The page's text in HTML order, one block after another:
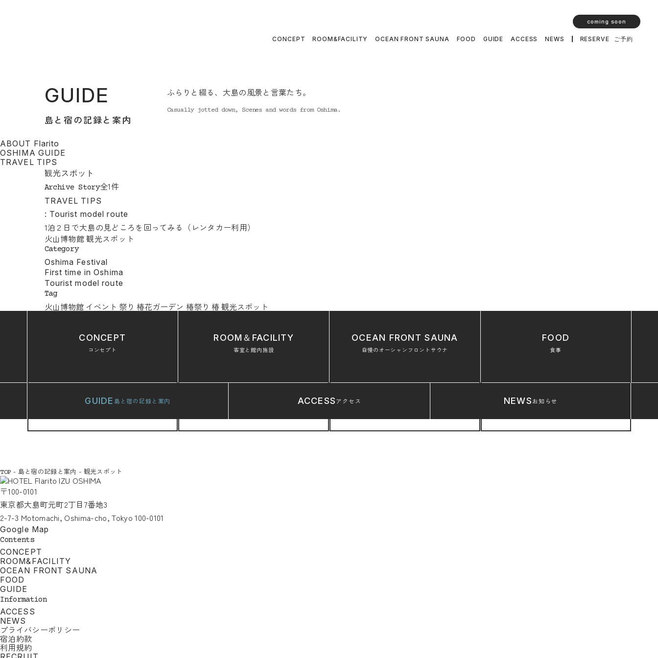
CONCEPT ROOM&FACILITY OCEAN FRONT SAUNA FOOD GUIDE ACCESS NEWS
coming soon
RESERVE ご予約
GUIDE
島と宿の記録と案内
ふらりと綴る、大島の風景と言葉たち。
Casually jotted down, Scenes and words from Oshima.
ABOUT Flarito
OSHIMA GUIDE
TRAVEL TIPS
観光スポット
Archive Story全1件
TRAVEL TIPS
: Tourist model route
1泊２日で大島の見どころを回ってみる（レンタカー利用）
火山博物館観光スポット
Category
Oshima Festival
First time in Oshima
Tourist model route
Tag
火山博物館 イベント 祭り 椿花ガーデン 椿祭り 椿観光スポット
CONCEPT
コンセプト
ROOM＆FACILITY
客室と館内施設
OCEAN FRONTSAUNA
自慢のオーシャンフロントサウナ
FOOD
食事
GUIDE 島と宿の記録と案内 ACCESSアクセス NEWSお知らせ
TOP - 島と宿の記録と案内 - 観光スポット
〒100-0101
東京都大島町元町2丁目7番地3
2-7-3 Motomachi, Oshima-cho, Tokyo 100-0101
Google Map
Contents
CONCEPT
ROOM&FACILITY
OCEAN FRONT SAUNA
FOOD
GUIDE
Information
ACCESS
NEWS
プライバシーポリシー
宿泊約款
利用規約